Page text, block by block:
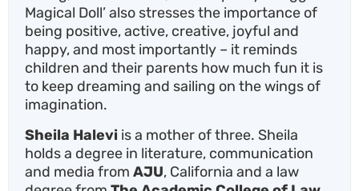
Magical Doll’ also stresses the importance of
being positive, active, creative, joyful and
happy, and most importantly – it reminds
children and their parents how much fun it is
to keep dreaming and sailing on the wings of
imagination.
Sheila Halevi is a mother of three. Sheila
holds a degree in literature, communication
and media from AJU, California and a law